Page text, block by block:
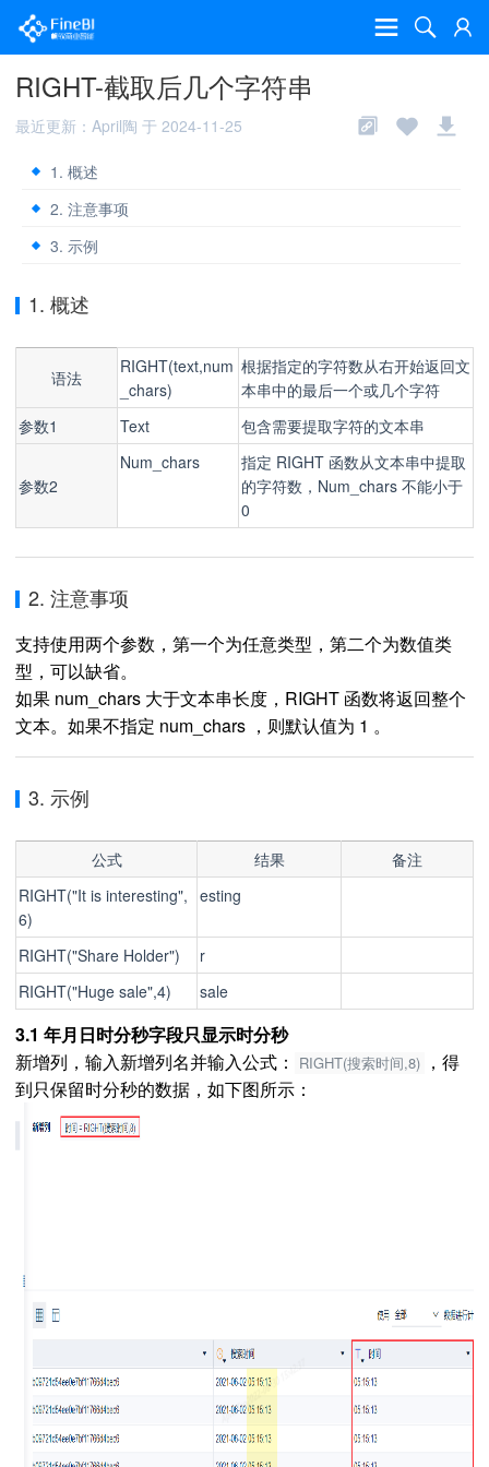
RIGHT-截取后几个字符串
最近更新：April陶 于 2024-11-25
1. 概述
2. 注意事项
3. 示例
1. 概述
语法
RIGHT(text,num
_chars)
根据指定的字符数从右开始返回文
本串中的最后一个或几个字符
参数1
Text 包含需要提取字符的文本串
参数2
Num_chars
指定 RIGHT 函数从文本串中提取
的字符数，Num_chars 不能小于
0
2. 注意事项
支持使用两个参数，第一个为任意类型，第二个为数值类
型，可以缺省。
如果 num_chars 大于文本串长度，RIGHT 函数将返回整个
文本。如果不指定 num_chars ，则默认值为 1 。
3. 示例
公式 结果
备注
RIGHT("It is interesting",
6)
esting
RIGHT("Share Holder")
r
RIGHT("Huge sale",4)
sale
3.1 年月日时分秒字段只显示时分秒
新增列，输入新增列名并输入公式：
RIGHT(搜索时间,8) ，得
到只保留时分秒的数据，如下图所示：